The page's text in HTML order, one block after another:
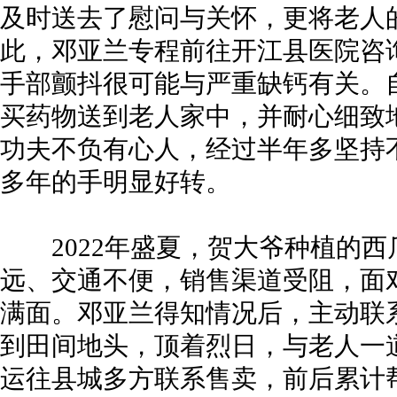
及时送去了慰问与关怀，更将老
此，邓亚兰专程前往开江县医院
手部颤抖很可能与严重缺钙有关
买药物送到老人家中，并耐心细
功夫不负有心人，经过半年多坚
多年的手明显好转。
2022年盛夏，贺大爷种植的西
远、交通不便，销售渠道受阻，
满面。邓亚兰得知情况后，主动
到田间地头，顶着烈日，与老人
运往县城多方联系售卖，前后累计